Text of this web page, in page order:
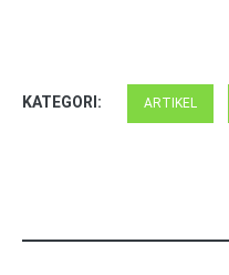
KATEGORI: ARTIKEL